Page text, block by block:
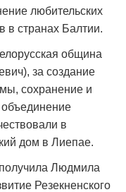
любительских
в странах Балтии.
община
за создание
сохранение и
в
дом в Лиепае.
Людмила
Резекненского